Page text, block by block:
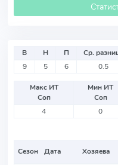
В Н П Ср.
9
5 6 0.5
Макс ИТ
Соп
Мин ИТ
Соп
4
0
Сезон Дата Хозяева